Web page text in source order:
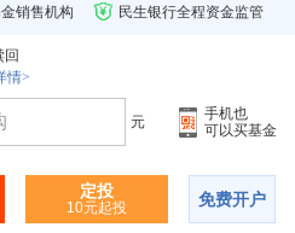
销售机构 民生银行全程资金监管
回
情>
元
手机也
可以买基金
定投
10元起投 免费开户